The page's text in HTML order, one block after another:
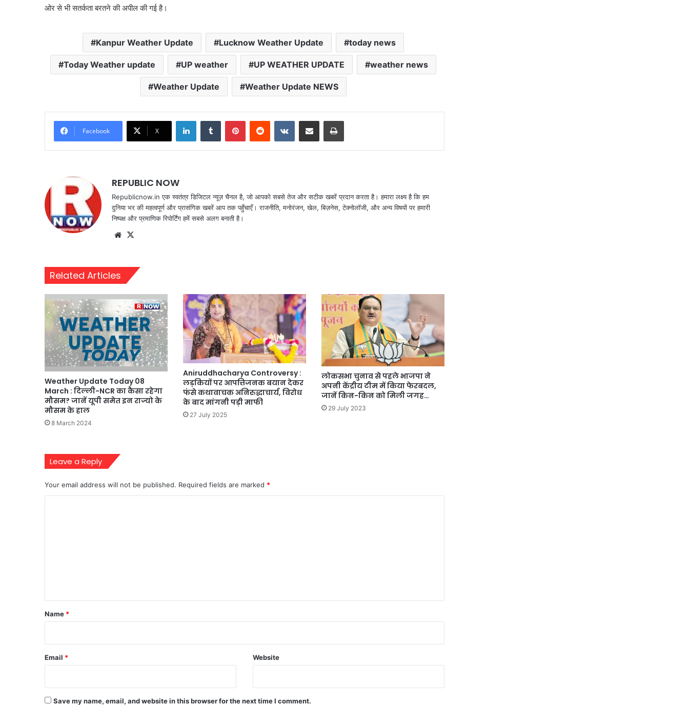
ओर से भी सतर्कता बरतने की अपील की गई है।
Kanpur Weather Update Lucknow Weather Update today news
Today Weather update UP weather UP WEATHER UPDATE weather news
Weather Update Weather Update NEWS
Facebook X
LinkedInTumblr PinterestReddit VKontakteShare via Email Print
REPUBLIC NOW
Republicnow.in एक स्वतंत्र डिजिटल न्यूज़ चैनल है, जो आपको सबसे तेज और सटीक खबरें प्रदान करता है। हमारा लक्ष्य है कि हम
दुनिया भर की महत्वपूर्ण और प्रासंगिक खबरें आप तक पहुँचाएँ। राजनीति, मनोरंजन, खेल, बिज़नेस, टेक्नोलॉजी, और अन्य विषयों पर हमारी
निष्पक्ष और प्रमाणिक रिपोर्टिंग हमें सबसे अलग बनाती है।
Website
Related Articles
Weather Update Today 08
March : दिल्ली-NCR का कैसा रहेगा
मौसम? जानें यूपी समेत इन राज्यो के
मौसम के हाल
8 March 2024
Aniruddhacharya Controversy :
लड़कियों पर आपत्तिजनक बयान देकर
फंसे कथावाचक अनिरुद्धाचार्य, विरोध
के बाद मांगनी पड़ी माफी
27 July 2025
लोकसभा चुनाव से पहले भाजपा ने
अपनी केंद्रीय टीम में किया फेरबदल,
जानें किन-किन को मिली जगह…
29 July 2023
Leave a Reply
Your email address will not be published. Required fields are marked *
*
Name *
Email * Website
Save my name, email, and website in this browser for the next time I comment.